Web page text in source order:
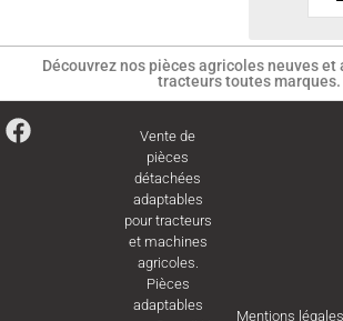
Découvrez nos pièces agricoles neuves
tracteurs toutes marques.
Vente de
pièces
détachées
adaptables
pour tracteurs
et machines
agricoles.
Pièces
adaptables
Mentions légales